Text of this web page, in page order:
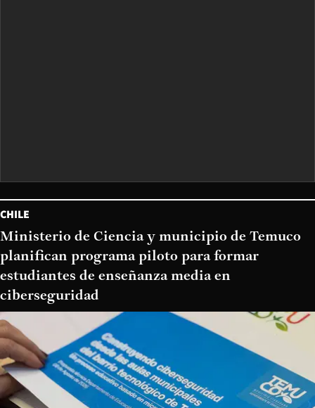
CHILE
Ministerio de Ciencia y municipio de Temuco
planifican programa piloto para formar
estudiantes de enseñanza media en
ciberseguridad